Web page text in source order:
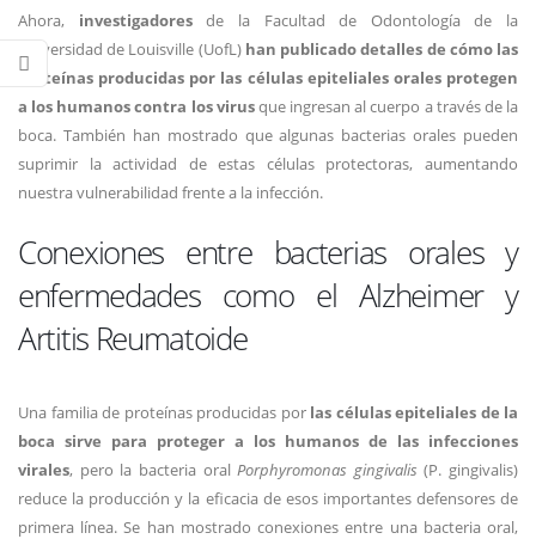
Ahora, investigadoresde la Facultad de Odontología de la
Universidad de Louisville (UofL) han publicado detalles de cómo las
proteínas producidas por las células epiteliales orales protegen
a los humanos contra los virusque ingresan al cuerpo a través de la
boca. También han mostrado que algunas bacterias orales pueden
suprimir la actividad de estas células protectoras, aumentando
nuestra vulnerabilidad frente a la infección.
Conexiones entre bacterias orales y
enfermedades como el Alzheimer y
Artitis Reumatoide
Una familia de proteínas producidas por las células epiteliales de la
boca sirve para proteger a los humanos de las infecciones
virales, pero la bacteria oral Porphyromonas gingivalis (P. gingivalis)
reduce la producción y la eficacia de esos importantes defensores de
primera línea. Se han mostrado conexiones entre una bacteria oral,